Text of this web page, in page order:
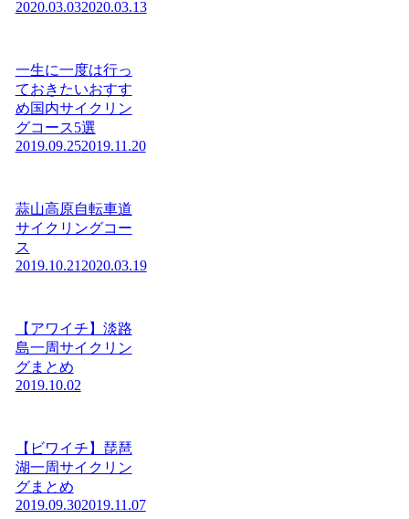
2020.03.032020.03.13
一生に一度は行っ
ておきたいおすす
め国内サイクリン
グコース5選
2019.09.252019.11.20
蒜山高原自転車道
サイクリングコー
ス
2019.10.21 2020.03.19
【アワイチ】淡路
島一周サイクリン
グまとめ
2019.10.02
【ビワイチ】琵琶
湖一周サイクリン
グまとめ
2019.09.302019.11.07